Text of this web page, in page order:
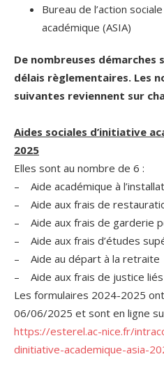
Bureau de l’action
académique (ASIA)
De nombreuses
délais règlementaires. Les
suivantes reviennent sur
Aides sociales d’initiative
2025
Elles sont au nombre de 6 :
– Aide académique à
– Aide aux frais de
– Aide aux frais de garderie
– Aide aux frais d’études
– Aide au départ à la retraite
– Aide aux frais de justice
Les formulaires 2024-2025
06/06/2025 et sont en ligne
https://esterel.ac-nice.fr/
dinitiative-academique-asia-